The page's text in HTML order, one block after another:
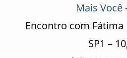
Mais Você
Encontro com Fátima
SP1 –